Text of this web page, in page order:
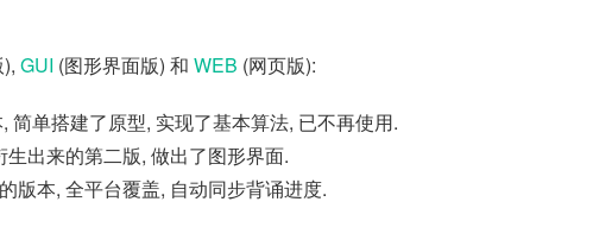
GUI (图形界面版) 和 WEB (网页版):
简单搭建了原型, 实现了基本算法, 已不再使用.
出来的第二版, 做出了图形界面.
版本, 全平台覆盖, 自动同步背诵进度.